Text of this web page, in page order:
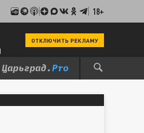
18+
ОТКЛЮЧИТЬ РЕКЛАМУ